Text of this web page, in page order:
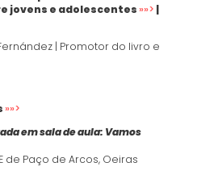
jovens e adolescentes »»> |
| Promotor do livro e
»»>
em sala de aula: Vamos
de Paço de Arcos, Oeiras